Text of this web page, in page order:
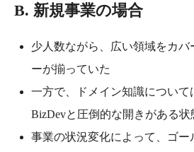
B. 新規事業の場合
少人数ながら、広い領域をカ
ーが揃っていた
一方で、ドメイン知識について
BizDevと圧倒的な開きがある状
事業の状況変化によって、ゴー